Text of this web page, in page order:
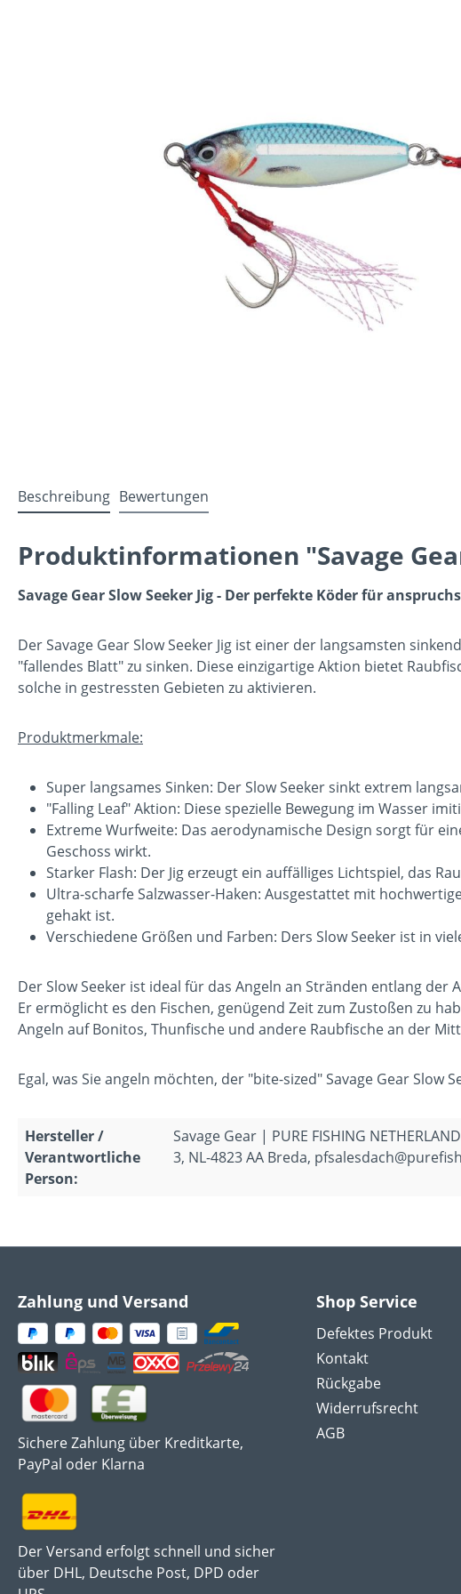
Beschreibung Bewertungen
Produktinformationen "Savage
Savage Gear Slow Seeker Jig - Der perfekte Köder für
Der Savage Gear Slow Seeker Jig ist einer der langsamsten
"fallendes Blatt" zu sinken. Diese einzigartige Aktion bietet
solche in gestressten Gebieten zu aktivieren.
Produktmerkmale:
Super langsames Sinken: Der Slow Seeker sinkt extrem
"Falling Leaf" Aktion: Diese spezielle Bewegung im Wasser
Extreme Wurfweite: Das aerodynamische Design sorgt für
Geschoss wirkt.
Starker Flash: Der Jig erzeugt ein auffälliges Lichtspiel, das
Ultra-scharfe Salzwasser-Haken: Ausgestattet mit
gehakt ist.
Verschiedene Größen und Farben: Ders Slow Seeker ist in
Der Slow Seeker ist ideal für das Angeln an Stränden entlang
Er ermöglicht es den Fischen, genügend Zeit zum Zustoßen zu
Angeln auf Bonitos, Thunfische und andere Raubfische an der
Egal, was Sie angeln möchten, der "bite-sized" Savage Gear Slow
Hersteller /
Verantwortliche
Person:
Savage Gear | PURE FISHING
3, NL-4823 AA Breda,
Zahlung und Versand
Sichere Zahlung über Kreditkarte,
PayPal oder Klarna
Der Versand erfolgt schnell und sicher
über DHL, Deutsche Post, DPD oder
Shop Service
Defektes Produkt
Kontakt
Rückgabe
Widerrufsrecht
AGB